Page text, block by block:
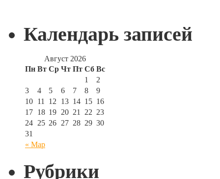
Календарь записей
Август 2026
Пн Вт Ср Чт Пт Сб Вс
« Мар
1
2
3
4 5 6 7 8
9
10 11 12 13 14 15 16
17 18 19 20 21 22 23
24 25 26 27 28 29 30
31
Рубрики